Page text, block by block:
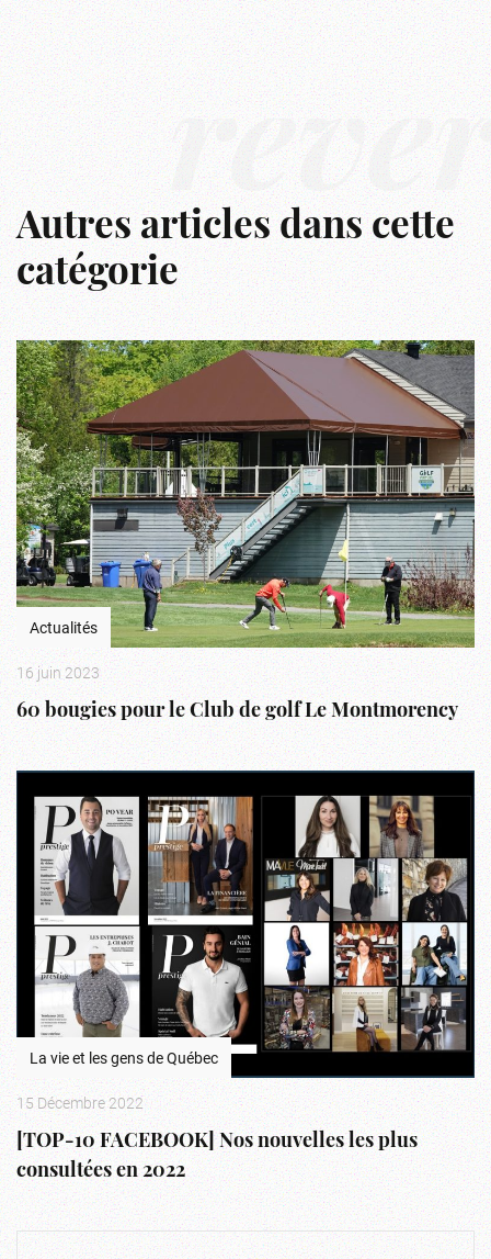
Autres articles dans cette
catégorie
Actualités
16 juin 2023
60 bougies pour le Club de golf Le Montmorency
La vie et les gens de Québec
15 Décembre 2022
[TOP-10 FACEBOOK] Nos nouvelles les plus
consultées en 2022